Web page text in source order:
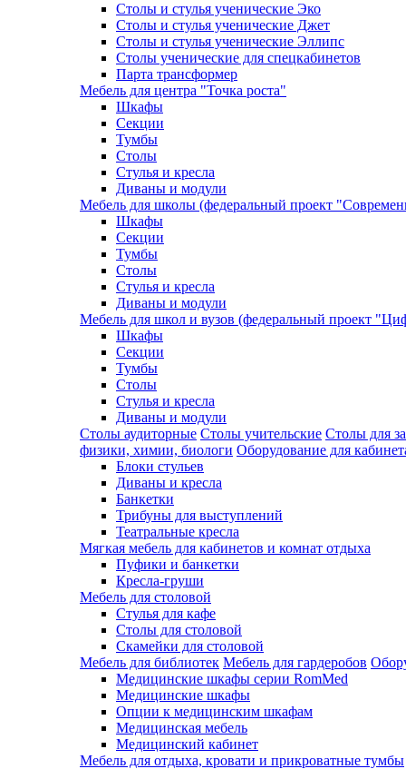
Столы и стулья ученические Эко
Столы и стулья ученические Джет
Столы и стулья ученические Эллипс
Столы ученические для спецкабинетов
Парта трансформер
Мебель для центра "Точка роста"
Шкафы
Секции
Тумбы
Столы
Стулья и кресла
Диваны и модули
Мебель для школы (федеральный проект
Шкафы
Секции
Тумбы
Столы
Стулья и кресла
Диваны и модули
Мебель для школ и вузов (федеральный проект
Шкафы
Секции
Тумбы
Столы
Стулья и кресла
Диваны и модули
Столы аудиторные Столы учительские Столы для
физики, химии, биологи Оборудование для
Блоки стульев
Диваны и кресла
Банкетки
Трибуны для выступлений
Театральные кресла
Мягкая мебель для кабинетов и комнат отдыха
Пуфики и банкетки
Кресла-груши
Мебель для столовой
Cтулья для кафе
Cтолы для столовой
Скамейки для столовой
Мебель для библиотек Мебель для гардеробов
Медицинские шкафы серии RomMed
Медицинские шкафы
Опции к медицинским шкафам
Медицинская мебель
Медицинский кабинет
Мебель для отдыха, кровати и прикроватные тумбы